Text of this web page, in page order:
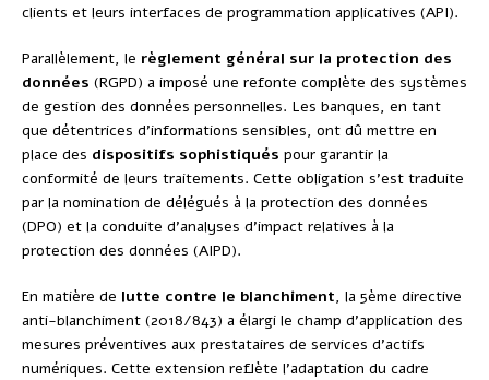
clients et leurs interfaces de programmation applicatives (API).
Parallèlement, le règlement général sur la protection des
données (RGPD) a imposé une refonte complète des systèmes
de gestion des données personnelles. Les banques, en tant
que détentrices d’informations sensibles, ont dû mettre en
place des dispositifs sophistiqués pour garantir la
conformité de leurs traitements. Cette obligation s’est traduite
par la nomination de délégués à la protection des données
(DPO) et la conduite d’analyses d’impact relatives à la
protection des données (AIPD).
En matière de lutte contre le blanchiment, la 5ème directive
anti-blanchiment (2018/843) a élargi le champ d’application des
mesures préventives aux prestataires de services d’actifs
numériques. Cette extension reflète l’adaptation du cadre